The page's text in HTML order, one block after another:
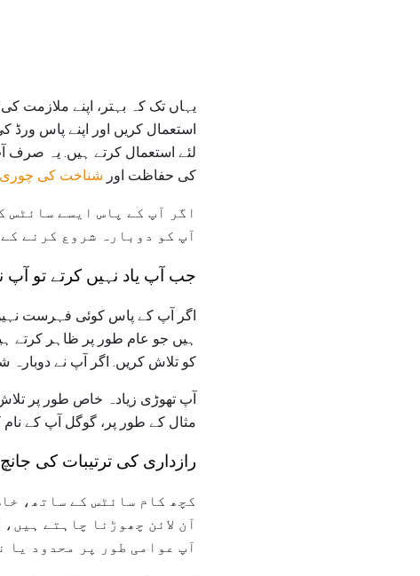
یہاں تک کہ بہتر، اپنے ملازمت
استعمال کریں اور اپنے پاس
لئے استعمال کرتے ہیں. یہ صرف
کی حفاظت اور شناخت کی چوری
اگر آپ کے پاس ایسے سائٹس
آپ کو دوبارہ شروع کرنے
جب آپ یاد نہیں کرتے تو آپ
اگر آپ کے پاس کوئی فہرست نہیں
ہیں جو عام طور پر ظاہر کرتے
کو تلاش کریں. اگر آپ نے دوبارہ
آپ تھوڑی زیادہ خاص طور پر
مثال کے طور پر، گوگل آپ کے نام
رازداری کی ترتیبات کی
کچھ کام سائٹس کے ساتھ،
آن لائن چھوڑنا چاہتے
آپ عوامی طور پر محدود یا